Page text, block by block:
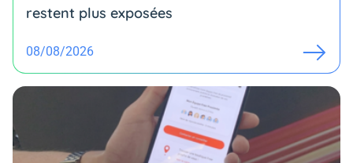
restent plus exposées
08/08/2026